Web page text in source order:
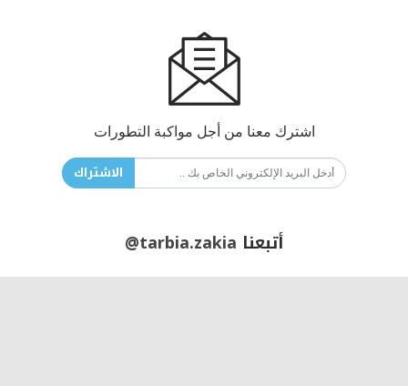
اشترك معنا من أجل مواكبة التطورات
الاشتراك
أتبعنا @tarbia.zakia